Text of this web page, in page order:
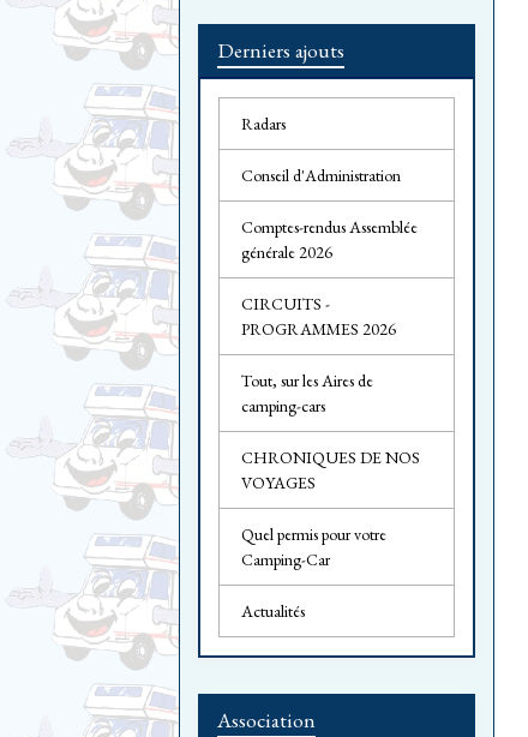
Derniers ajouts
Radars
Conseil d'Administration
Comptes-rendus Assemblée
générale 2026
CIRCUITS -
PROGRAMMES 2026
Tout, sur les Aires de
camping-cars
CHRONIQUES DE NOS
VOYAGES
Quel permis pour votre
Camping-Car
Actualités
Association